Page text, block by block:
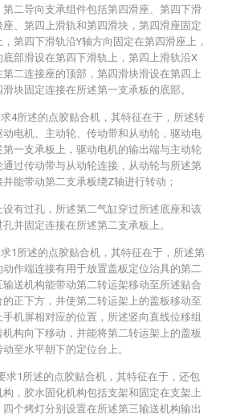
第二导向支承组件包括第四滑座、第四下滑
、第四上滑轨和第四滑块，第四滑座固定
第四下滑轨沿Y轴方向固定在第四滑座上，
部滑设在第四下滑轨上，第四上滑轨沿X
二连接座的顶部，第四滑块滑设在第四上
块固定连接在所述第一支承板的底部。
4所述的点胶贴合机，其特征在于，所述转
动电机、主动轮、传动带和从动轮，驱动电
第一支承板上，驱动电机的输出端与主动轮
过传动带与从动轮连接，从动轮与所述第
能带动第二支承板绕Z轴进行转动；
设有过孔，所述第二气缸穿过所述底座和该
并固定连接在所述第二支承板上。
1所述的点胶贴合机，其特征在于，所述第
动作端连接有用于放置盖板定位治具的第二
送机构能带动第二转运架移动至所述贴合
正下方，并使第二转运架上的盖板移动至
机屏相对应的位置，所述竖向直线位移组
构向下移动，并能将第二转运架上的盖板
至水平朝下的定位台上。
求1所述的点胶贴合机，其特征在于，还包
，胶水固化机构包括支架和固定在支架上
四个烤灯分别设置在所述第三输送机构输出